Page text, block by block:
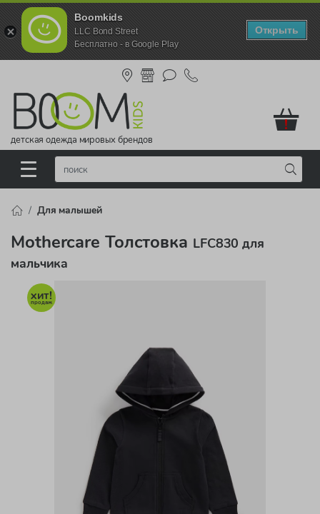
Boomkids
LLC Bond Street
Бесплатно - в Google Play
Открыть
детская одежда мировых брендов
!
Для малышей
Mothercare Толстовка LFC830 для
мальчика